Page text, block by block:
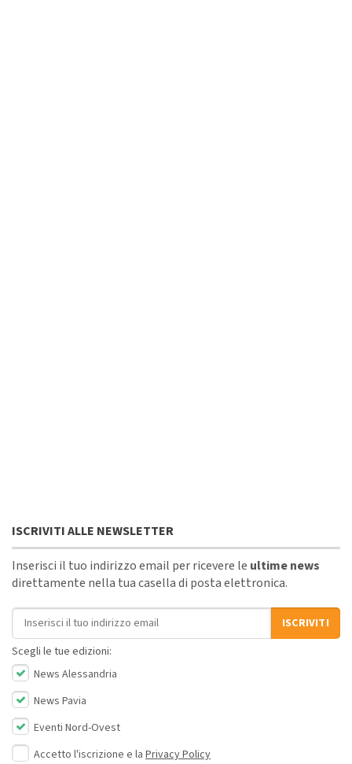
ISCRIVITI ALLE NEWSLETTER
Inserisci il tuo indirizzo email per ricevere le ultime news
direttamente nella tua casella di posta elettronica.
Indirizzo email
ISCRIVITI
Scegli le tue edizioni:
News Alessandria
News Pavia
Eventi Nord-Ovest
Accetto l'iscrizione e la Privacy Policy